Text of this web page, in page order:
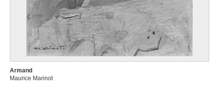
Armand
Maurice Marinot